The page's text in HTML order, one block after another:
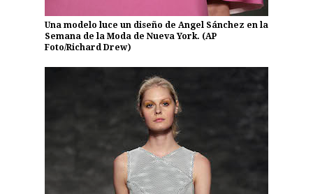
Una modelo luce un diseño de Angel Sánchez en la
Semana de la Moda de Nueva York. (AP
Foto/Richard Drew)